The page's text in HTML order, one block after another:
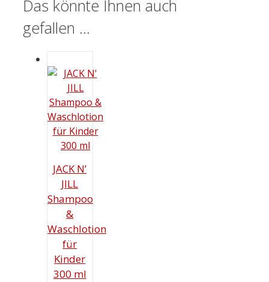
Das könnte Ihnen auch
gefallen …
JACK N’
JILL
Shampoo
&
Waschlotion
für
Kinder
300 ml